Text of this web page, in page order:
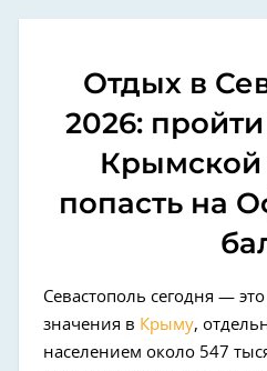
Отдых в
2026:
попасть на
Севастополь сегодня —
значения в Крыму,
населением около 547